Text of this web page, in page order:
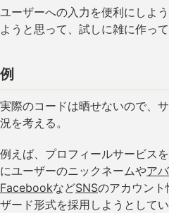
ユーザーへの入力を便利にしよ
ようと思って、試しに雑に作っ
例
実際のコードは晒せないので、
況を考える。
例えば、プロフィールサービス
にユーザーのニックネームやア
FacebookなどSNSのアカウント
ザード形式を採用しようとしてい